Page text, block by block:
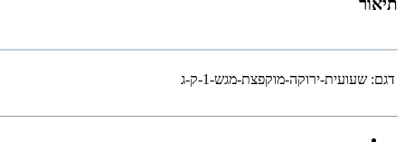
דגם: שעועית-ירוקה-מוקפצת-מגש-1-ק-ג